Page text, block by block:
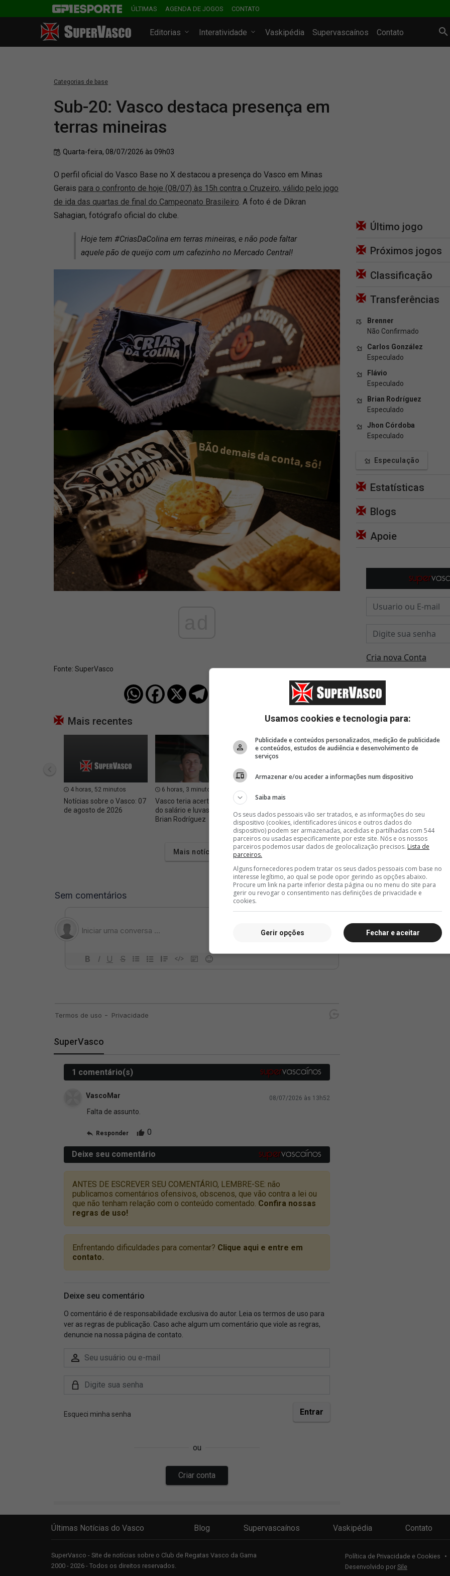
ÚLTIMAS AGENDA DE JOGOS CONTATO
Editorias Interatividade Vaskipédia Supervascaínos Contato
Categorias de base
Sub-20: Vasco destaca presença em
terras mineiras
Quarta-feira, 08/07/2026 às 09h03
O perfil oficial do Vasco Base no X destacou a presença do Vasco em Minas
Gerais para o confronto de hoje (08/07) às 15h contra o Cruzeiro, válido pelo jogo
de ida das quartas de final do Campeonato Brasileiro. A foto é de Dikran
Sahagian, fotógrafo oficial do clube.
Hoje tem #CriasDaColina em terras mineiras, e não pode faltar
aquele pão de queijo com um cafezinho no Mercado Central!
Fonte: SuperVasco‎‎‎‎‎‎
Mais recentes
4 horas, 52 minutos
Notícias sobre o Vasco: 07
de agosto de 2026
6 horas, 3 minutos
Vasco teria acertado valor
do salário e luvas com
Brian Rodríguez
SIte Oficial: Vasco estreia
no Carioca Sub-20 neste
sábado
contrato de formação
com Isaac Bremer,
do Sub-14
NBB
Mais notícias
SuperVasco
Último jogo
Próximos jogos
Classificação
Transferências
Brenner
Não Confirmado
Carlos González
Especulado
Flávio
Especulado
Brian Rodríguez
Especulado
Jhon Córdoba
Especulado
Especulação
Estatísticas
Blogs
Apoie
Últimas Notícias do Vasco Blog Supervascaínos Vaskipédia Contato
SuperVasco - Site de notícias sobre o Club de Regatas Vasco da Gama
2000 - 2026 - Todos os direitos reservados.
Política de Privacidade e Cookies •
Desenvolvido por Sile
Usamos cookies e tecnologia para:
Publicidade e conteúdos personalizados, medição de publicidade
e conteúdos, estudos de audiência e desenvolvimento de
serviços
Armazenar e/ou aceder a informações num dispositivo
Saiba mais
Os seus dados pessoais vão ser tratados, e as informações do seu
dispositivo (cookies, identificadores únicos e outros dados do
dispositivo) podem ser armazenadas, acedidas e partilhadas com 544
parceiros ou usadas especificamente por este site. Nós e os nossos
parceiros podemos usar dados de geolocalização precisos. Lista de
parceiros.
Alguns fornecedores podem tratar os seus dados pessoais com base no
interesse legítimo, ao qual se pode opor gerindo as opções abaixo.
Procure um link na parte inferior desta página ou no menu do site para
gerir ou revogar o consentimento nas definições de privacidade e
cookies.
Fechar e aceitar
Gerir opções